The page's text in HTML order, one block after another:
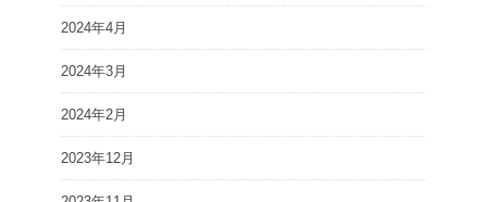
2024年4月
2024年3月
2024年2月
2023年12月